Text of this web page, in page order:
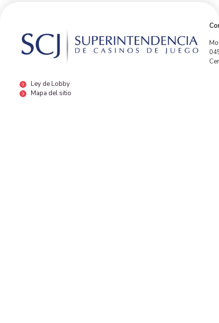
Ley de Lobby
Mapa del sitio